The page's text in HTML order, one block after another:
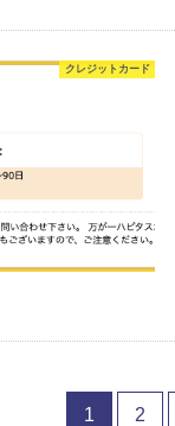
クレジットカード
1 2